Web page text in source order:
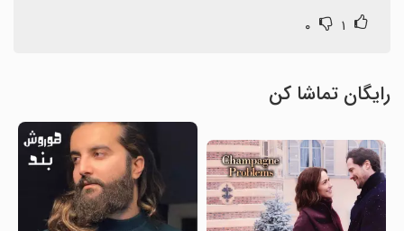
۱ ۰
رایگان تماشا کن